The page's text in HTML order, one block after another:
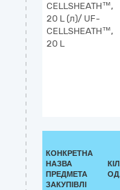
CELLSHEATH™,
20 L (л)/ UF-
CELLSHEATH™,
20 L
КОНКРЕТНА
НАЗВА
ПРЕДМЕТА
ЗАКУПІВЛІ